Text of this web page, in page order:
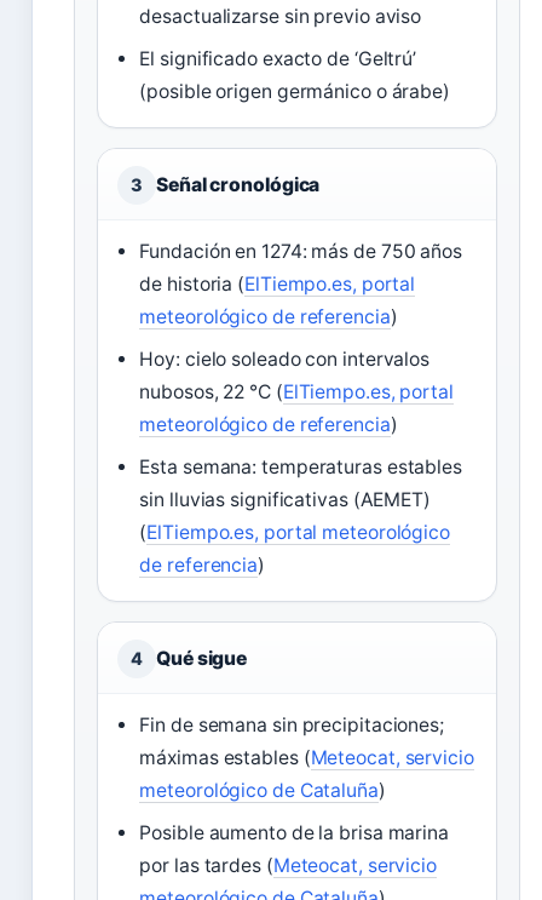
desactualizarse sin previo aviso
El significado exacto de ‘Geltrú’
(posible origen germánico o árabe)
3 Señal cronológica
Fundación en 1274: más de 750 años
de historia (ElTiempo.es, portal
meteorológico de referencia)
Hoy: cielo soleado con intervalos
nubosos, 22 °C (ElTiempo.es, portal
meteorológico de referencia)
Esta semana: temperaturas estables
sin lluvias significativas (AEMET)
(ElTiempo.es, portal meteorológico
de referencia)
4 Qué sigue
Fin de semana sin precipitaciones;
máximas estables (Meteocat, servicio
meteorológico de Cataluña)
Posible aumento de la brisa marina
por las tardes (Meteocat, servicio